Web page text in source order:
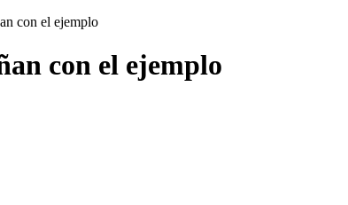
con el ejemplo
con el ejemplo